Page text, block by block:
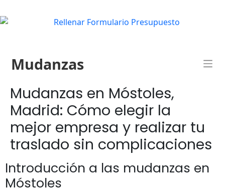
Mudanzas
Mudanzas en Móstoles,
Madrid: Cómo elegir la
mejor empresa y realizar tu
traslado sin complicaciones
Introducción a las mudanzas en
Móstoles